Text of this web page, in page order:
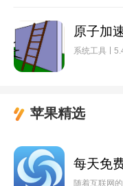
原子加
系统工具
苹果精选
每天免
随着互联网